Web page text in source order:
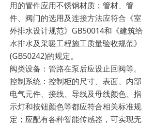
用的管件应用不锈钢材质；管材、管
件、阀门的选用及连接方法应符合《室
外排水设计规范》GB50014和《建筑给
水排水及采暖工程施工质量验收规范》
(GB50242)的规定。
阀类设备：管路在泵后应设止回阀等。
控制系统：控制柜的尺寸、表面、内部
电气元件、接线、导线及母线颜色、指
示灯和按钮颜色等都应符合相关标准规
定；应配有各种智能传感器，可实现无